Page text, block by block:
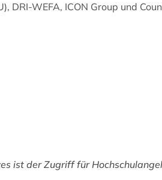
DRI-WEFA, ICON Group und
ist der Zugriff für